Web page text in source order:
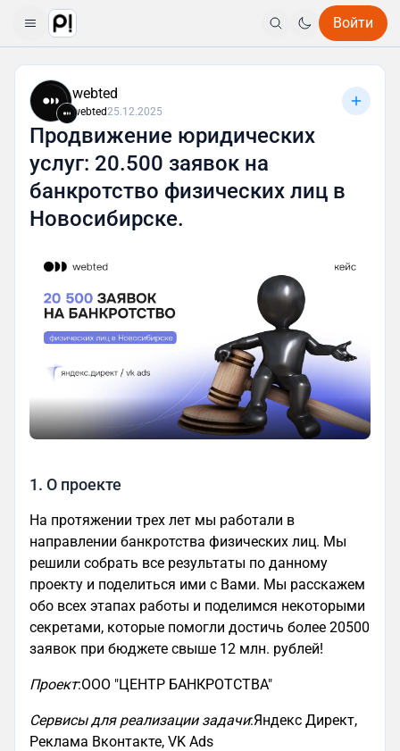
Войти
webted
webted25.12.2025
Продвижение юридических
услуг: 20.500 заявок на
банкротство физических лиц в
Новосибирске.
1. О проекте
На протяжении трех лет мы работали в
направлении банкротства физических лиц. Мы
решили собрать все результаты по данному
проекту и поделиться ими с Вами. Мы расскажем
обо всех этапах работы и поделимся некоторыми
секретами, которые помогли достичь более 20500
заявок при бюджете свыше 12 млн. рублей!
Проект:ООО "ЦЕНТР БАНКРОТСТВА"
Сервисы для реализации задачи:Яндекс Директ,
Реклама Вконтакте, VK Ads